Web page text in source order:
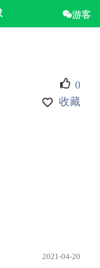
游客
0
收藏
2021-04-20